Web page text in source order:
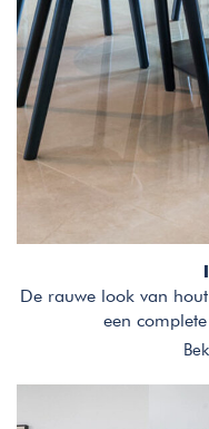
De rauwe look van
een